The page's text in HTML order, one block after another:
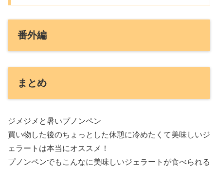
番外編
まとめ
ジメジメと暑いプノンペン
買い物した後のちょっとした休憩に冷めたくて美味しいジ
ェラートは本当にオススメ！
プノンペンでもこんなに美味しいジェラートが食べられる